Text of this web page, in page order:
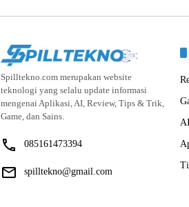
Spilltekno.com merupakan website
teknologi yang selalu update informasi
mengenai Aplikasi, AI, Review, Tips & Trik,
Game, dan Sains.
085161473394
spilltekno@gmail.com
AI